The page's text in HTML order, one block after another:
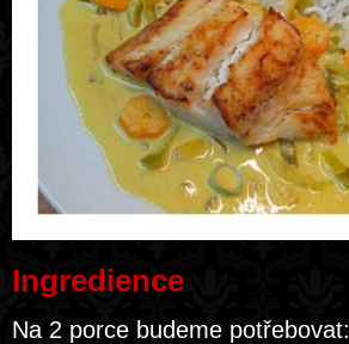
Ingredience
Na 2 porce budeme potřebovat: